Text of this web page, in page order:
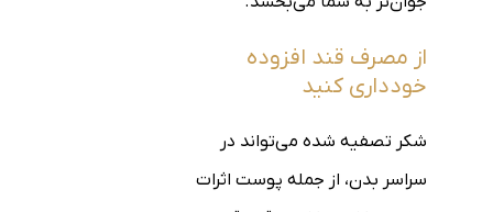
از مصرف قند افزوده
خودداری کنید
شکر تصفیه شده می‌تواند در
سراسر بدن، از جمله پوست اثرات